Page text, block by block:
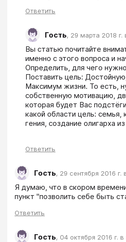
Ответить
Гость, 29 марта 2018 г.
Вы статью почитайте
именно с этого вопроса и
Определить, для чего
Поставить цель:
Максимум жизни. То есть,
собственную мотивацию,
которая будет Вас
какой области цель: семья,
гения, создание олигарха
Ответить
Гость, 29 сентября 2016 г.
Я думаю, что в скором
пункт "позволить себе быть
Ответить
Гость, 04 октября 2016 г. в